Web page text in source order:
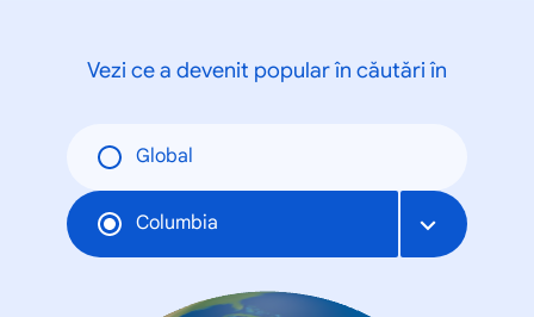
Vezi ce a devenit popular în căutări în
Global
Columbia